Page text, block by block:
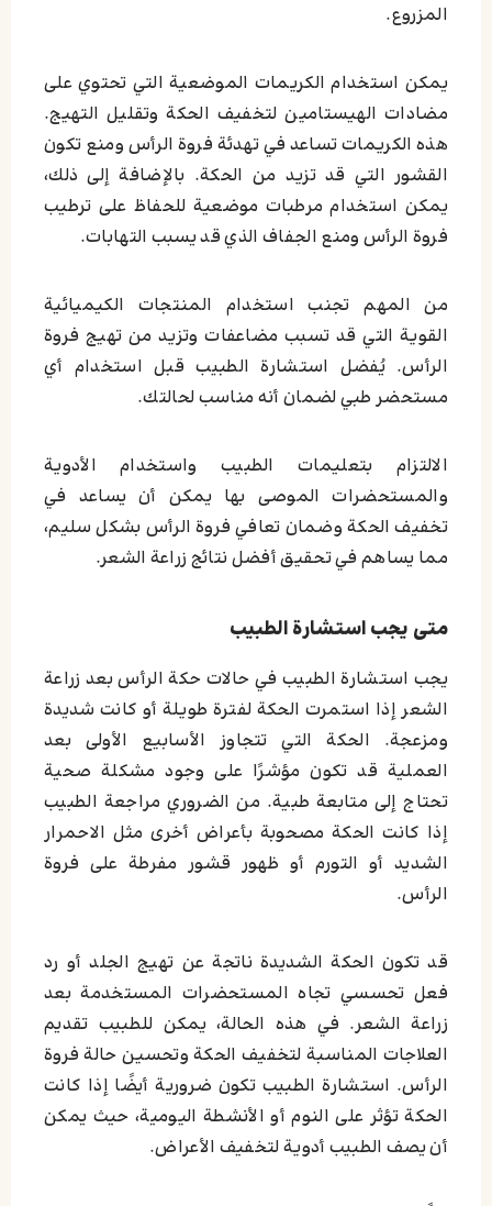
المزروع.
يمكن استخدام الكريمات الموضعية التي تحتوي على
مضادات الهيستامين لتخفيف الحكة وتقليل التهيج.
هذه الكريمات تساعد في تهدئة فروة الرأس ومنع تكون
القشور التي قد تزيد من الحكة. بالإضافة إلى ذلك،
يمكن استخدام مرطبات موضعية للحفاظ على ترطيب
فروة الرأس ومنع الجفاف الذي قد يسبب التهابات.
من المهم تجنب استخدام المنتجات الكيميائية
القوية التي قد تسبب مضاعفات وتزيد من تهيج فروة
الرأس. يُفضل استشارة الطبيب قبل استخدام أي
مستحضر طبي لضمان أنه مناسب لحالتك.
الالتزام بتعليمات الطبيب واستخدام الأدوية
والمستحضرات الموصى بها يمكن أن يساعد في
تخفيف الحكة وضمان تعافي فروة الرأس بشكل سليم،
مما يساهم في تحقيق أفضل نتائج زراعة الشعر.
متی یجب استشارة الطبیب
يجب استشارة الطبيب في حالات حكة الرأس بعد زراعة
الشعر إذا استمرت الحكة لفترة طويلة أو كانت شديدة
ومزعجة. الحكة التي تتجاوز الأسابيع الأولى بعد
العملية قد تكون مؤشرًا على وجود مشكلة صحية
تحتاج إلى متابعة طبية. من الضروري مراجعة الطبيب
إذا كانت الحكة مصحوبة بأعراض أخرى مثل الاحمرار
الشديد أو التورم أو ظهور قشور مفرطة على فروة
الرأس.
قد تكون الحكة الشديدة ناتجة عن تهيج الجلد أو رد
فعل تحسسي تجاه المستحضرات المستخدمة بعد
زراعة الشعر. في هذه الحالة، يمكن للطبيب تقديم
العلاجات المناسبة لتخفيف الحكة وتحسين حالة فروة
الرأس. استشارة الطبيب تكون ضرورية أيضًا إذا كانت
الحكة تؤثر على النوم أو الأنشطة اليومية، حيث يمكن
أن يصف الطبيب أدوية لتخفيف الأعراض.